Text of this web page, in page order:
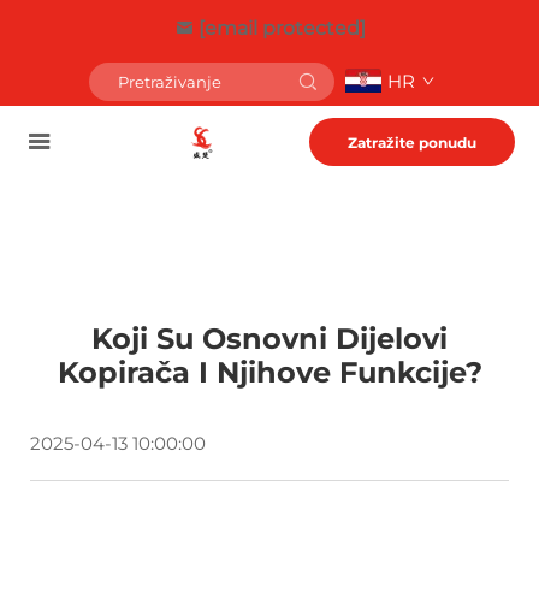
[email protected]
HR
Zatražite ponudu
Koji Su Osnovni Dijelovi
Kopirača I Njihove Funkcije?
2025-04-13 10:00:00